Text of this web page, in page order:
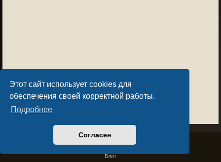
Этот сайт использует cookies для
обеспечения своей корректной работы.
Подробнее
Согласен
Privacy PolicyLicense Agreement
Copyright © Sacralium Games 2023-
Блог